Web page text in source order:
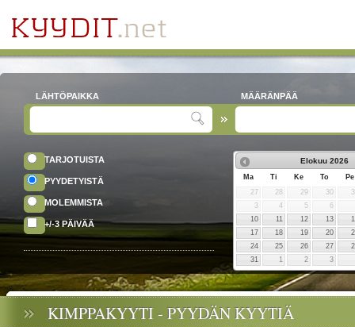
LÄHTÖPAIKKA MÄÄRÄNPÄÄ
TARJOTUISTA
PYYDETYISTÄ
MOLEMMISTA
+/-3 PÄIVÄÄ
Elokuu 2026
Ma Ti Ke To
Pe
27
28 29 30
3
4 5
6
10
11 12 13
17
18 19 20
24
25 26 27
31
1 2 3
KIMPPAKYYTI - PYYDÄN KYYTIÄ